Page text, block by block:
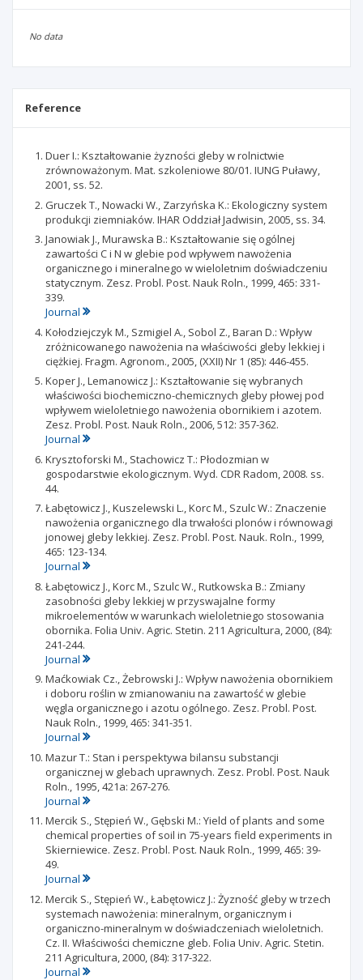
No data
Reference
Duer I.: Kształtowanie żyzności gleby w rolnictwie
zrównoważonym. Mat. szkoleniowe 80/01. IUNG Puławy,
2001, ss. 52.
Gruczek T., Nowacki W., Zarzyńska K.: Ekologiczny system
produkcji ziemniaków. IHAR Oddział Jadwisin, 2005, ss. 34.
Janowiak J., Murawska B.: Kształtowanie się ogólnej
zawartości C i N w glebie pod wpływem nawożenia
organicznego i mineralnego w wieloletnim doświadczeniu
statycznym. Zesz. Probl. Post. Nauk Roln., 1999, 465: 331-
339.
Journal
Kołodziejczyk M., Szmigiel A., Sobol Z., Baran D.: Wpływ
zróżnicowanego nawożenia na właściwości gleby lekkiej i
ciężkiej. Fragm. Agronom., 2005, (XXII) Nr 1 (85): 446-455.
Koper J., Lemanowicz J.: Kształtowanie się wybranych
właściwości biochemiczno-chemicznych gleby płowej pod
wpływem wieloletniego nawożenia obornikiem i azotem.
Zesz. Probl. Post. Nauk Roln., 2006, 512: 357-362.
Journal
Krysztoforski M., Stachowicz T.: Płodozmian w
gospodarstwie ekologicznym. Wyd. CDR Radom, 2008. ss.
44.
Łabętowicz J., Kuszelewski L., Korc M., Szulc W.: Znaczenie
nawożenia organicznego dla trwałości plonów i równowagi
jonowej gleby lekkiej. Zesz. Probl. Post. Nauk. Roln., 1999,
465: 123-134.
Journal
Łabętowicz J., Korc M., Szulc W., Rutkowska B.: Zmiany
zasobności gleby lekkiej w przyswajalne formy
mikroelementów w warunkach wieloletniego stosowania
obornika. Folia Univ. Agric. Stetin. 211 Agricultura, 2000, (84):
241-244.
Journal
Maćkowiak Cz., Żebrowski J.: Wpływ nawożenia obornikiem
i doboru roślin w zmianowaniu na zawartość w glebie
węgla organicznego i azotu ogólnego. Zesz. Probl. Post.
Nauk Roln., 1999, 465: 341-351.
Journal
Mazur T.: Stan i perspektywa bilansu substancji
organicznej w glebach uprawnych. Zesz. Probl. Post. Nauk
Roln., 1995, 421a: 267-276.
Journal
Mercik S., Stępień W., Gębski M.: Yield of plants and some
chemical properties of soil in 75-years field experiments in
Skierniewice. Zesz. Probl. Post. Nauk Roln., 1999, 465: 39-
49.
Journal
Mercik S., Stępień W., Łabętowicz J.: Żyzność gleby w trzech
systemach nawożenia: mineralnym, organicznym i
organiczno-mineralnym w doświadczeniach wieloletnich.
Cz. II. Właściwości chemiczne gleb. Folia Univ. Agric. Stetin.
211 Agricultura, 2000, (84): 317-322.
Journal